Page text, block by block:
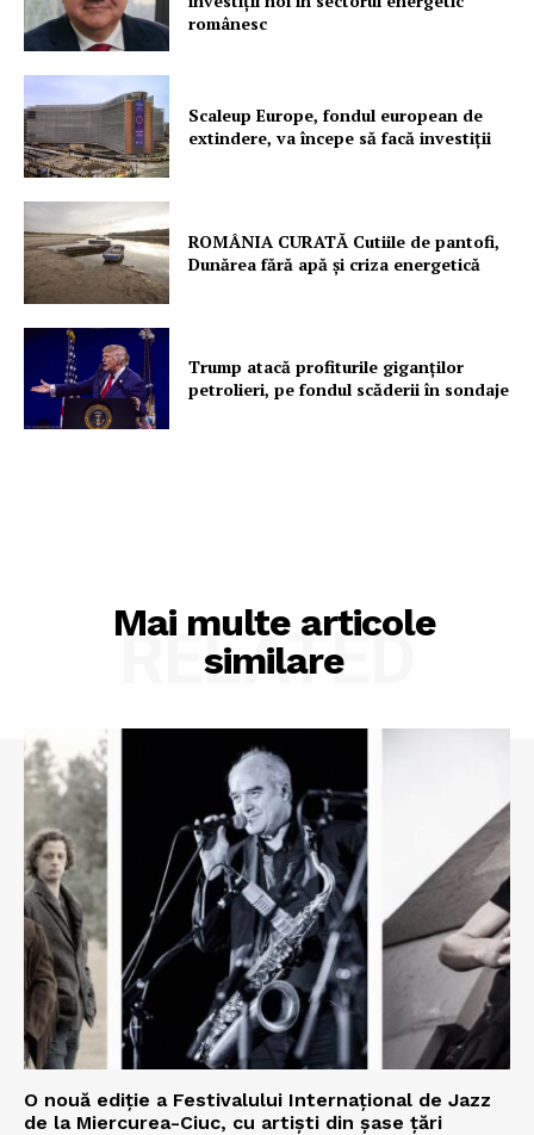
românesc
Scaleup Europe, fondul european de
extindere, va începe să facă investiții
ROMÂNIA CURATĂ Cutiile de pantofi,
Dunărea fără apă și criza energetică
Trump atacă profiturile giganților
petrolieri, pe fondul scăderii în sondaje
Mai multe articole
similare
RELATED
O nouă ediţie a Festivalului Internaţional de Jazz
de la Miercurea-Ciuc, cu artişti din şase ţări